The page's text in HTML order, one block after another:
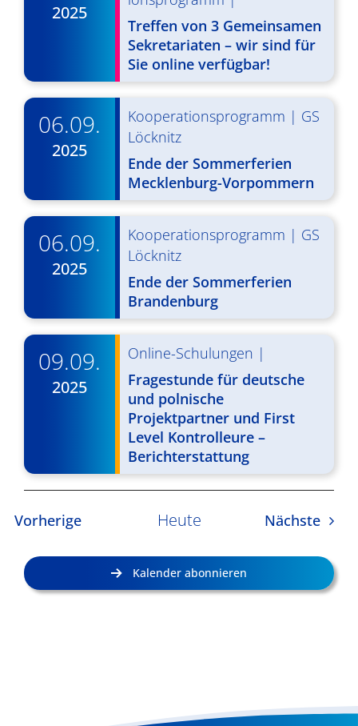
v
i
g
a
i
o
n
2025
Treffen von 3 Gemeinsamen
Sekretariaten – wir sind für
Sie online verfügbar!
06.09.
2025
Kooperationsprogramm | GS
Löcknitz
Ende der Sommerferien
Mecklenburg-Vorpommern
06.09.
2025
Kooperationsprogramm | GS
Löcknitz
Ende der Sommerferien
Brandenburg
09.09.
2025
Online-Schulungen |
Fragestunde für deutsche
und polnische
Projektpartner und First
Level Kontrolleure –
Berichterstattung
VorherigeVeranstaltungen
Heute Nächste
Kalender abonnieren